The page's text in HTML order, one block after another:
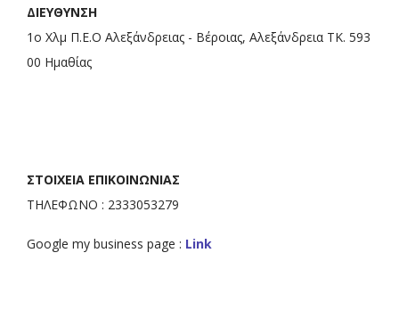
ΔΙΕΥΘΥΝΣΗ
1ο Χλμ Π.Ε.Ο Αλεξάνδρειας - Βέροιας, Αλεξάνδρεια ΤΚ. 593
00 Ημαθίας
ΣΤΟΙΧΕΙΑ ΕΠΙΚΟΙΝΩΝΙΑΣ
ΤΗΛΕΦΩΝΟ : 2333053279
Google my business page : Link